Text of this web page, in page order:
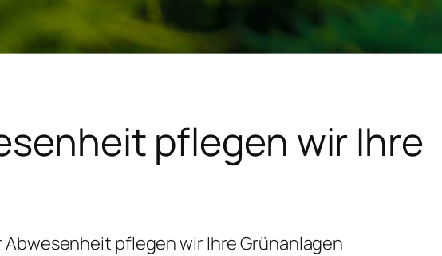
pflegen wir Ihre
pflegen wir Ihre Grünanlagen